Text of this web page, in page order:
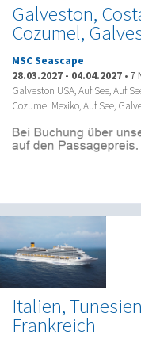
Galveston,
Cozumel,
MSC Seascape
28.03.2027 - 04.04.2027 • 7
Galveston USA, Auf See, Auf
Cozumel Mexiko, Auf See,
Italien,
Frankreich